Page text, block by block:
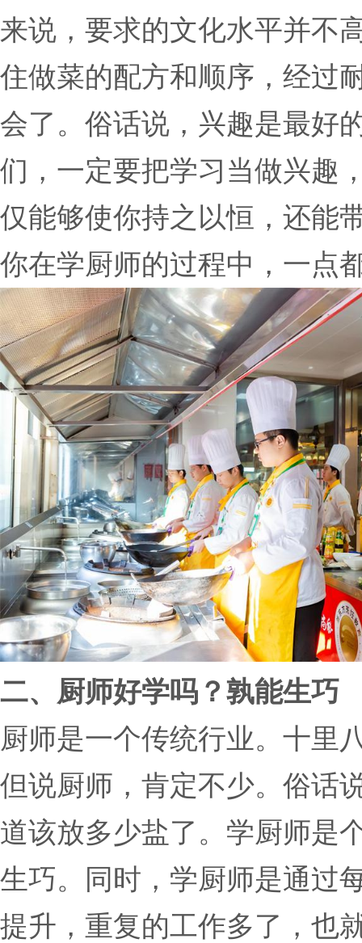
来说，要求的文化水平并不
住做菜的配方和顺序，经过
会了。俗话说，兴趣是最好
们，一定要把学习当做兴趣
仅能够使你持之以恒，还能
你在学厨师的过程中，一点
二、厨师好学吗？孰能生巧
厨师是一个传统行业。十里
但说厨师，肯定不少。俗话
道该放多少盐了。学厨师是
生巧。同时，学厨师是通过
提升，重复的工作多了，也